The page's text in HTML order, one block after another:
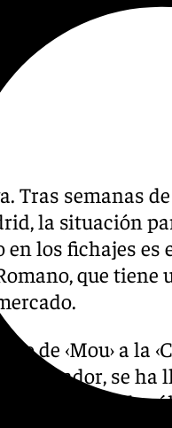
Tras semanas
la situación
los fichajes es
que
de ‹Mou› a la
se ha
quedaría la